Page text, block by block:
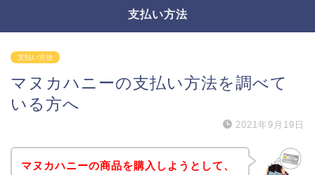
支払い方法
支払い方法
マヌカハニーの支払い方法を調べて
いる方へ
2021年9月19日
マヌカハニーの商品を購入しようとして、